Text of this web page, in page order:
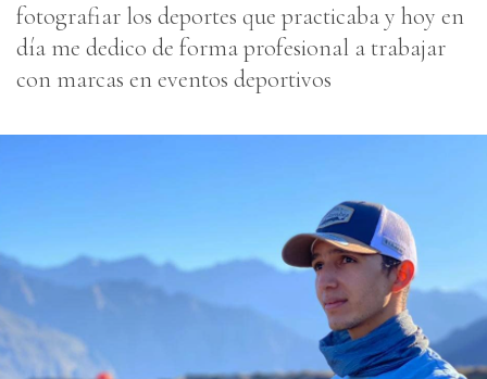
fotografiar los deportes que practicaba y hoy en
día me dedico de forma profesional a trabajar
con marcas en eventos deportivos